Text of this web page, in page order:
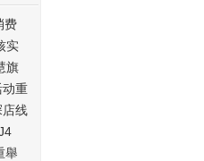
费
实
旗
动重
店线
舉